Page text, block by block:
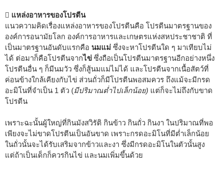
 แหล่งอาหารของโปรตีน
แนวความคิดเรื่องแหล่งอาหารของโปรตีนคือ โปรตีนมาตรฐานของ
องค์การอนามัยโลก องค์การอาหารและเกษตรแห่งสหประชาชาติ ที่
เป็นมาตรฐานอันดับแรกคือ นมแม่ ซึ่งจะหาโปรตีนใด ๆ มาเทียบไม่
ได้ ต่อมาก็คือโปรตีนจากไข่ ซึ่งถือเป็นโปรตีนมาตรฐานอีกอย่างหนึ่ง
โปรตีนอื่น ๆ ก็มีนมวัว ซึ่งก็สู้นมแม่ไม่ได้ และโปรตีนจากเนื้อสัตว์ที่
ค่อนข้างใกล้เคียงกับไข่ ส่วนถั่วก็มีโปรตีนพอสมควร ถึงแม้จะมีกรด
อะมิโนที่จำเป็น 1 ตัว (มีปริมาณต่ำไปเล็กน้อย) แต่ก็จะไม่ถึงกับขาด
โปรตีน
เพราะฉะนั้นผู้ใหญ่ที่กินมังสวิรัติ กินข้าว กินถั่ว กินงา ในปริมาณที่พอ
เพียงจะไม่ขาดโปรตีนเป็นอันขาด เพราะกรดอะมิโนที่มีต่ำเล็กน้อย
ในถั่วนั้นจะได้รับเสริมจากข้าวและงา ซึ่งมีกรดอะมิโนในตัวนั้นสูง
แต่ถ้าเป็นเด็กก็ควรกินไข่ และนมเพิ่มขึ้นด้วย